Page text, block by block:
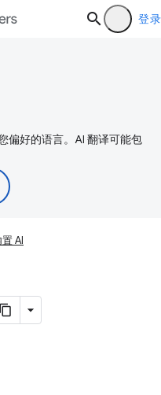
登录
偏好的语言。AI 翻译可能包
置 AI